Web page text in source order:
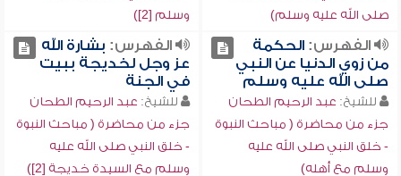
صلى الله عليه وسلم)
وسلم [2])
الفهرس:الحكمة
من زوي الدنيا عن النبي
صلى الله عليه وسلم
للشيخ: عبد الرحيم الطحان
جزء من محاضرة ( مباحث النبوة
- خلق النبي صلى الله عليه
وسلم مع أهله)
الفهرس: بشارة الله
عز وجل لخديجة ببيت
في الجنة
للشيخ: عبد الرحيم الطحان
جزء من محاضرة ( مباحث النبوة
- خلق النبي صلى الله عليه
وسلم مع السيدة خديجة [2])